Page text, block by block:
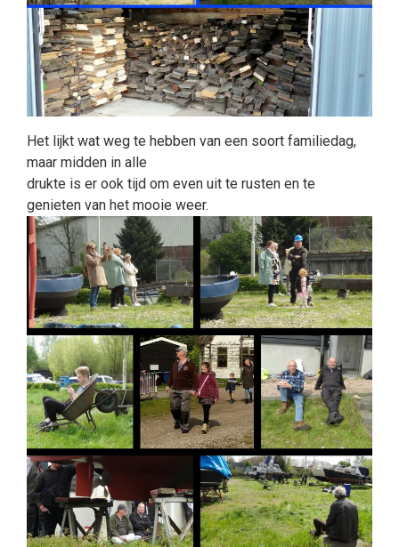
Het lijkt wat weg te hebben van een soort familiedag,
maar midden in alle
drukte is er ook tijd om even uit te rusten en te
genieten van het mooie weer.